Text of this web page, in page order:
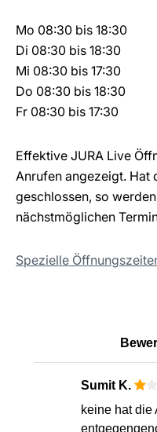
Mo 08:30 bis 18:30
Di 08:30 bis 18:30
Mi 08:30 bis 17:30
Do 08:30 bis 18:30
Fr 08:30 bis 17:30
Effektive JURA Live
Anrufen angezeigt. Hat
geschlossen, so
nächstmöglichen
Spezielle